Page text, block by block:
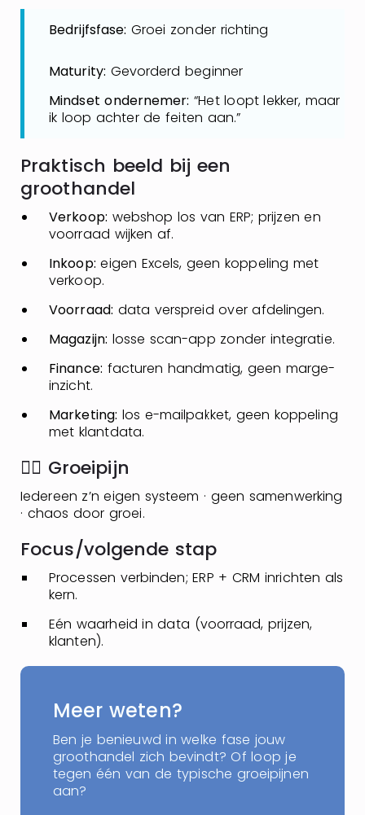
Bedrijfsfase: Groei zonder richting
Maturity: Gevorderd beginner
Mindset ondernemer: “Het loopt lekker, maar
ik loop achter de feiten aan.”
Praktisch beeld bij een
groothandel
Verkoop: webshop los van ERP; prijzen en
voorraad wijken af.
Inkoop: eigen Excels, geen koppeling met
verkoop.
Voorraad: data verspreid over afdelingen.
Magazijn: losse scan-app zonder integratie.
Finance: facturen handmatig, geen marge-
inzicht.
Marketing: los e-mailpakket, geen koppeling
met klantdata.
👉🏼 Groeipijn
Iedereen z’n eigen systeem · geen samenwerking
· chaos door groei.
Focus/volgende stap
Processen verbinden; ERP + CRM inrichten als
kern.
Eén waarheid in data (voorraad, prijzen,
klanten).
Meer weten?
Ben je benieuwd in welke fase jouw
groothandel zich bevindt? Of loop je
tegen één van de typische groeipijnen
aan?